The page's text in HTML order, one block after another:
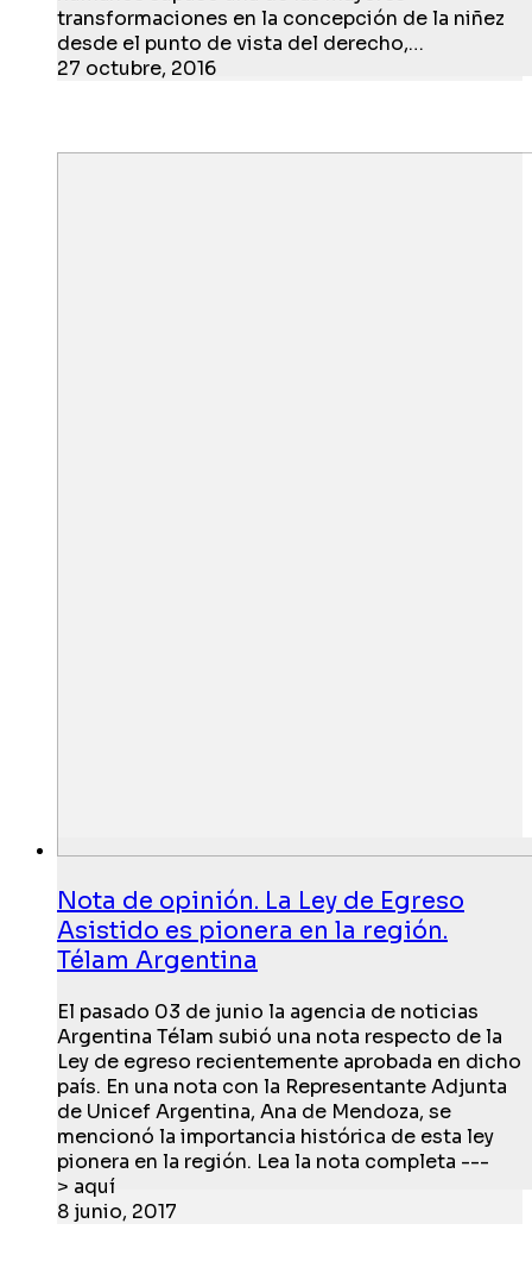
transformaciones en la concepción de la niñez
desde el punto de vista del derecho,…
27 octubre, 2016
Nota de opinión. La Ley de Egreso
Asistido es pionera en la región.
Télam Argentina
El pasado 03 de junio la agencia de noticias
Argentina Télam subió una nota respecto de la
Ley de egreso recientemente aprobada en dicho
país. En una nota con la Representante Adjunta
de Unicef Argentina, Ana de Mendoza, se
mencionó la importancia histórica de esta ley
pionera en la región. Lea la nota completa ---
> aquí
8 junio, 2017